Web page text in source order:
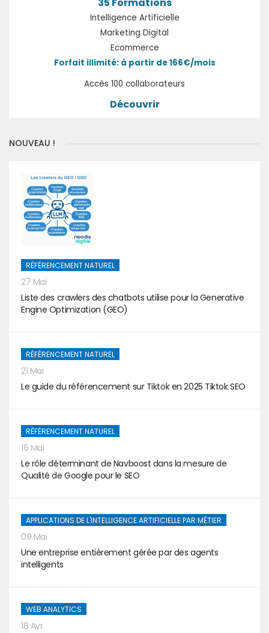
Intelligence Artificielle
Marketing Digital
Ecommerce
Forfait illimité: à partir de 166€/mois
Accès 100 collaborateurs
Découvrir
NOUVEAU !
RÉFÉRENCEMENT NATUREL
27 Mai
Liste des crawlers des chatbots utilise pour la Generative
Engine Optimization (GEO)
RÉFÉRENCEMENT NATUREL
21 Mai
Le guide du référencement sur Tiktok en 2025 Tiktok SEO
RÉFÉRENCEMENT NATUREL
16 Mai
Le rôle déterminant de Navboost dans la mesure de
Qualité de Google pour le SEO
APPLICATIONS DE L'INTELLIGENCE ARTIFICIELLE PAR MÉTIER
09 Mai
Une entreprise entièrement gérée par des agents
intelligents
WEB ANALYTICS
18 Avr